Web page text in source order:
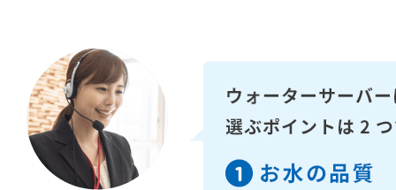
・WEBメディア「おすすめウォーターサー
年04月05日)
・WEBメディア「ウォーターサーバー比較
年03月04日)
・WEBメディア「ミズマガ」に紹介されまし
・WEBメディア「水のめ～る」に紹介されま